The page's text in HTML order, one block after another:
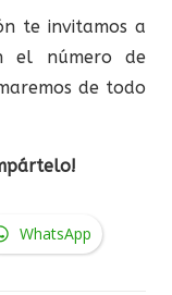
te invitamos a
el número de
de todo
WhatsApp